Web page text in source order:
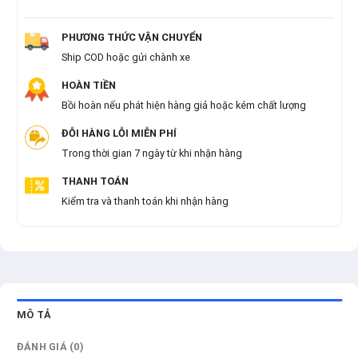
PHƯƠNG THỨC VẬN CHUYỂN
Ship COD hoặc gửi chành xe
HOÀN TIỀN
Bồi hoàn nếu phát hiện hàng giả hoặc kém chất lượng
ĐỖI HÀNG LỖI MIỄN PHÍ
Trong thời gian 7 ngày từ khi nhận hàng
THANH TOÁN
Kiểm tra và thanh toán khi nhận hàng
MÔ TẢ
ĐÁNH GIÁ (0)